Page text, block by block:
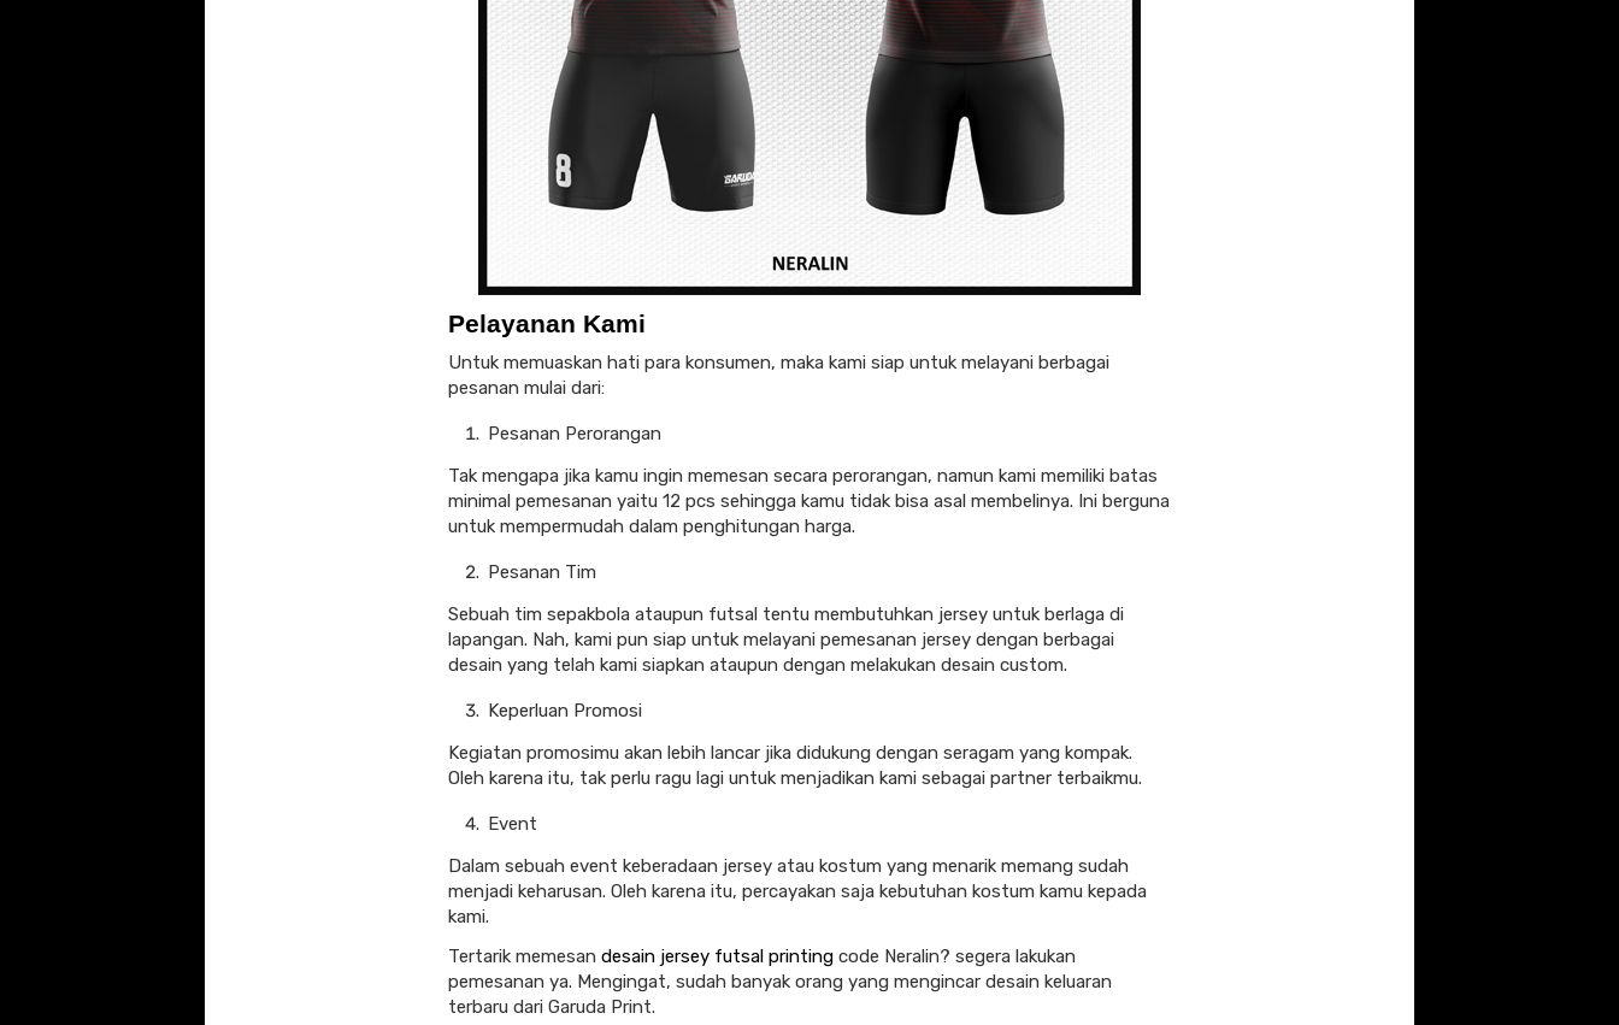
Pelayanan Kami
Untuk memuaskan hati para konsumen, maka kami siap untuk melayani berbagai
pesanan mulai dari:
Pesanan Perorangan
Tak mengapa jika kamu ingin memesan secara perorangan, namun kami memiliki batas
minimal pemesanan yaitu 12 pcs sehingga kamu tidak bisa asal membelinya. Ini berguna
untuk mempermudah dalam penghitungan harga.
Pesanan Tim
Sebuah tim sepakbola ataupun futsal tentu membutuhkan jersey untuk berlaga di
lapangan. Nah, kami pun siap untuk melayani pemesanan jersey dengan berbagai
desain yang telah kami siapkan ataupun dengan melakukan desain custom.
Keperluan Promosi
Kegiatan promosimu akan lebih lancar jika didukung dengan seragam yang kompak.
Oleh karena itu, tak perlu ragu lagi untuk menjadikan kami sebagai partner terbaikmu.
Event
Dalam sebuah event keberadaan jersey atau kostum yang menarik memang sudah
menjadi keharusan. Oleh karena itu, percayakan saja kebutuhan kostum kamu kepada
kami.
Tertarik memesan desain jersey futsal printing code Neralin? segera lakukan
pemesanan ya. Mengingat, sudah banyak orang yang mengincar desain keluaran
terbaru dari Garuda Print.